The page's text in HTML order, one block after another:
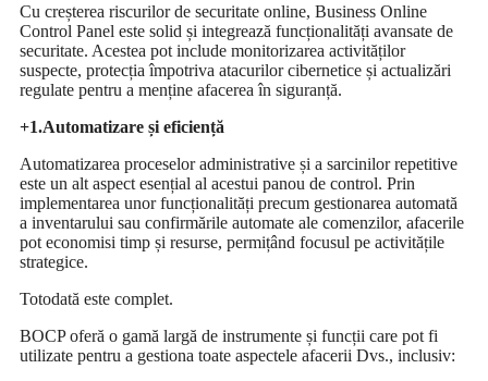
Cu creșterea riscurilor de securitate online, Business Online
Control Panel este solid și integrează funcționalități avansate de
securitate. Acestea pot include monitorizarea activităților
suspecte, protecția împotriva atacurilor cibernetice și actualizări
regulate pentru a menține afacerea în siguranță.
+1.Automatizare și eficiență
Automatizarea proceselor administrative și a sarcinilor repetitive
este un alt aspect esențial al acestui panou de control. Prin
implementarea unor funcționalități precum gestionarea automată
a inventarului sau confirmările automate ale comenzilor, afacerile
pot economisi timp și resurse, permițând focusul pe activitățile
strategice.
Totodată este complet.
BOCP oferă o gamă largă de instrumente și funcții care pot fi
utilizate pentru a gestiona toate aspectele afacerii Dvs., inclusiv: